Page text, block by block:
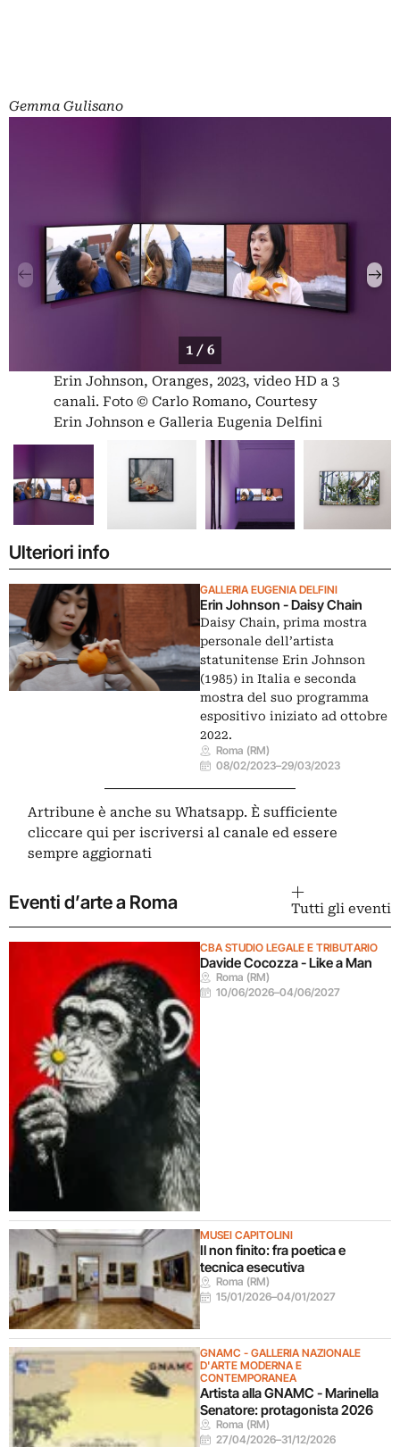
Gemma Gulisano
1 / 6
Erin Johnson, Oranges, 2023, video HD a 3
canali. Foto © Carlo Romano, Courtesy
Erin Johnson e Galleria Eugenia Delfini
Ulteriori info
GALLERIA EUGENIA DELFINI
Erin Johnson - Daisy Chain
Daisy Chain, prima mostra
personale dell’artista
statunitense Erin Johnson
(1985) in Italia e seconda
mostra del suo programma
espositivo iniziato ad ottobre
2022.
Roma (RM)
08/02/2023–29/03/2023
Artribune è anche su Whatsapp. È sufficiente
cliccare qui per iscriversi al canale ed essere
sempre aggiornati
Eventi d’arte a Roma Tutti gli eventi
CBA STUDIO LEGALE E TRIBUTARIO
Davide Cocozza - Like a Man
Roma (RM)
10/06/2026–04/06/2027
MUSEI CAPITOLINI
Il non finito: fra poetica e
tecnica esecutiva
Roma (RM)
15/01/2026–04/01/2027
GNAMC - GALLERIA NAZIONALE
D'ARTE MODERNA E
CONTEMPORANEA
Artista alla GNAMC - Marinella
Senatore: protagonista 2026
Roma (RM)
27/04/2026–31/12/2026